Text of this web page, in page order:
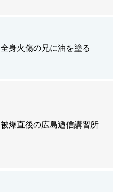
全身火傷の兄に油を塗る
被爆直後の広島逓信講習所